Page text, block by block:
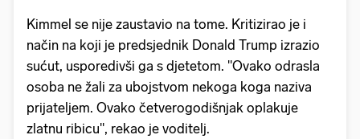
Kimmel se nije zaustavio na tome. Kritizirao je i
način na koji je predsjednik Donald Trump izrazio
sućut, usporedivši ga s djetetom. "Ovako odrasla
osoba ne žali za ubojstvom nekoga koga naziva
prijateljem. Ovako četverogodišnjak oplakuje
zlatnu ribicu", rekao je voditelj.